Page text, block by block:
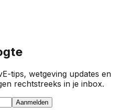
tips, wetgeving updates en
rechtstreeks in je inbox.
Aanmelden